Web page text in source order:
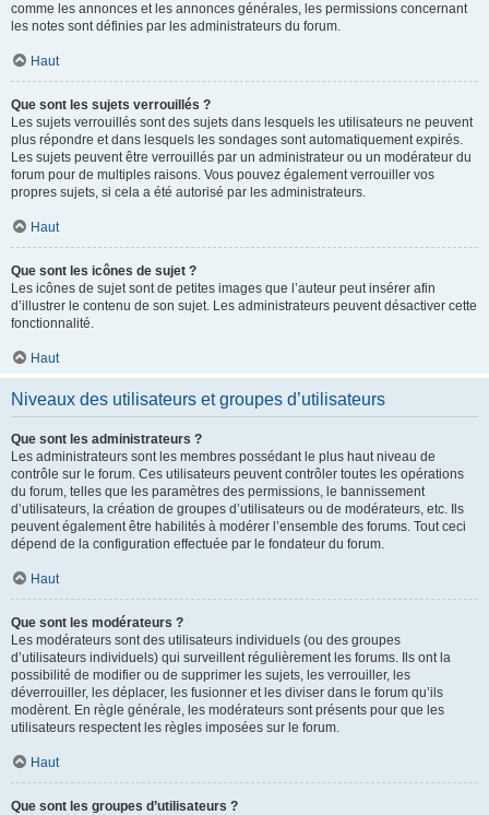
comme les annonces et les annonces générales, les permissions concernant
les notes sont définies par les administrateurs du forum.
Haut
Que sont les sujets verrouillés ?
Les sujets verrouillés sont des sujets dans lesquels les utilisateurs ne peuvent
plus répondre et dans lesquels les sondages sont automatiquement expirés.
Les sujets peuvent être verrouillés par un administrateur ou un modérateur du
forum pour de multiples raisons. Vous pouvez également verrouiller vos
propres sujets, si cela a été autorisé par les administrateurs.
Haut
Que sont les icônes de sujet ?
Les icônes de sujet sont de petites images que l’auteur peut insérer afin
d’illustrer le contenu de son sujet. Les administrateurs peuvent désactiver cette
fonctionnalité.
Haut
Niveaux des utilisateurs et groupes d’utilisateurs
Que sont les administrateurs ?
Les administrateurs sont les membres possédant le plus haut niveau de
contrôle sur le forum. Ces utilisateurs peuvent contrôler toutes les opérations
du forum, telles que les paramètres des permissions, le bannissement
d’utilisateurs, la création de groupes d’utilisateurs ou de modérateurs, etc. Ils
peuvent également être habilités à modérer l’ensemble des forums. Tout ceci
dépend de la configuration effectuée par le fondateur du forum.
Haut
Que sont les modérateurs ?
Les modérateurs sont des utilisateurs individuels (ou des groupes
d’utilisateurs individuels) qui surveillent régulièrement les forums. Ils ont la
possibilité de modifier ou de supprimer les sujets, les verrouiller, les
déverrouiller, les déplacer, les fusionner et les diviser dans le forum qu’ils
modèrent. En règle générale, les modérateurs sont présents pour que les
utilisateurs respectent les règles imposées sur le forum.
Haut
Que sont les groupes d’utilisateurs ?